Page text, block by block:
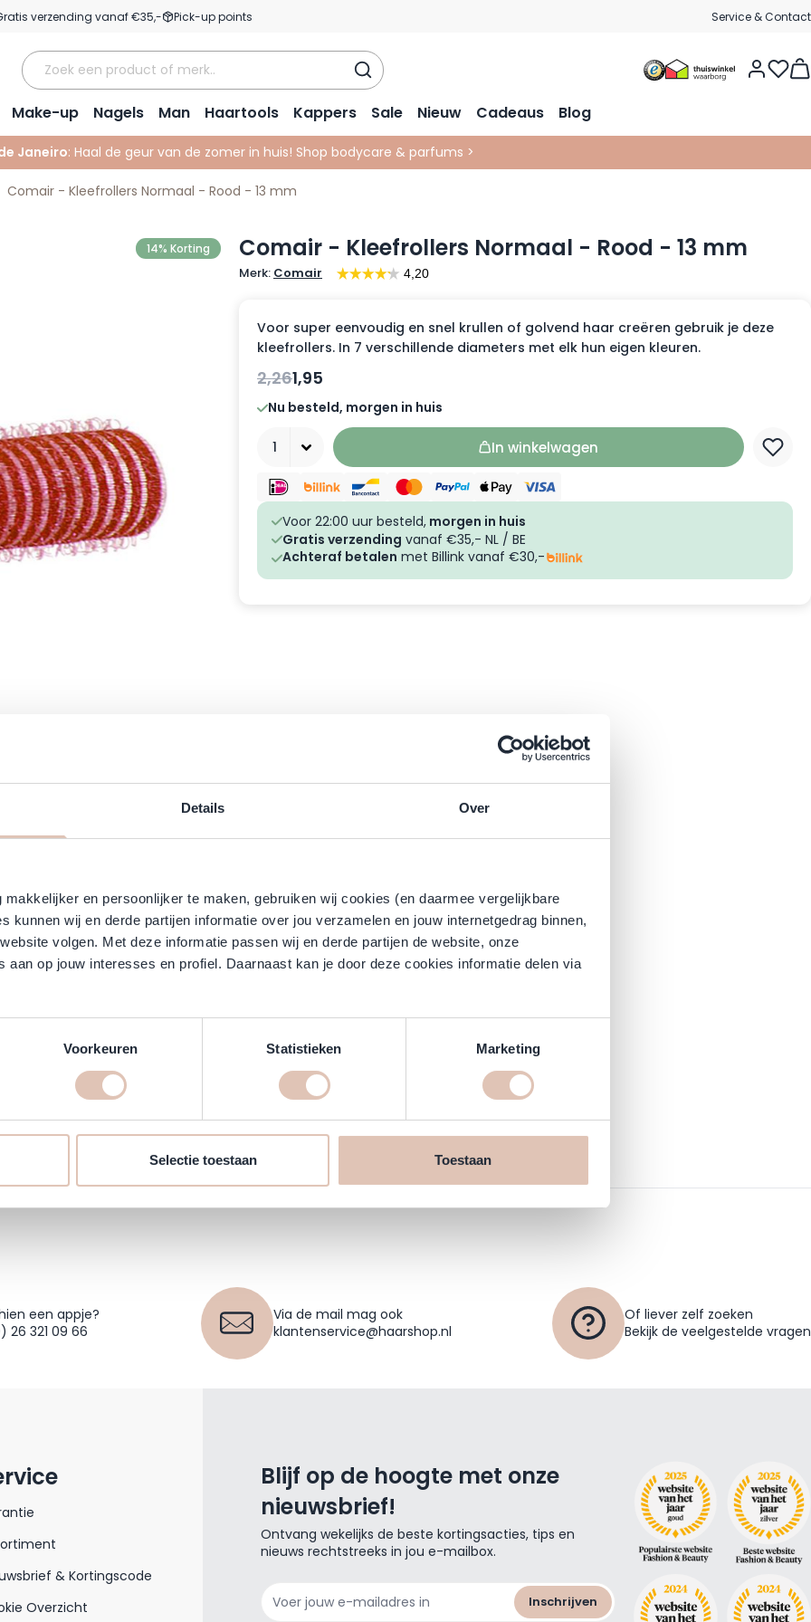
Details Over
en persoonlijker te maken, gebruiken wij cookies (en daarmee vergelijkbare
kunnen wij en derde partijen informatie over jou verzamelen en jouw internetgedrag binnen,
volgen. Met deze informatie passen wij en derde partijen de website, onze
aan op jouw interesses en profiel. Daarnaast kan je door deze cookies informatie delen via
Voorkeuren Statistieken Marketing
Selectie toestaan Toestaan
verzending vanaf €35,- Pick-up points Service & Contact
Make-up Nagels Man Haartools Kappers Sale Nieuw Cadeaus Blog
Janeiro: Haal de geur van de zomer in huis! Shop bodycare & parfums >
Comair - Kleefrollers Normaal - Rood - 13 mm
Comair - Kleefrollers Normaal - Rood - 13 mm
Merk: Comair
14% Korting
Voor super eenvoudig en snel krullen of golvend haar creëren gebruik je deze
kleefrollers. In 7 verschillende diameters met elk hun eigen kleuren.
2,261,95
Nu besteld, morgen in huis
In winkelwagen
Voor 22:00 uur besteld, morgen in huis
Gratis verzending vanaf €35,- NL / BE
Achteraf betalen met Billink vanaf €30,-
voor als je krullend of golvend haar wilt.
eigen vrolijke kleuren.
per 6 stuks.
kleefrollers!
een appje?
26 321 09 66
Via de mail mag ook
klantenservice@haarshop.nl
Of liever zelf zoeken
Bekijk de veelgestelde vragen
& Kortingscode
Overzicht
Blijf op de hoogte met onze
nieuwsbrief!
Ontvang wekelijks de beste kortingsacties, tips en
nieuws rechtstreeks in jou e-mailbox.
Inschrijven